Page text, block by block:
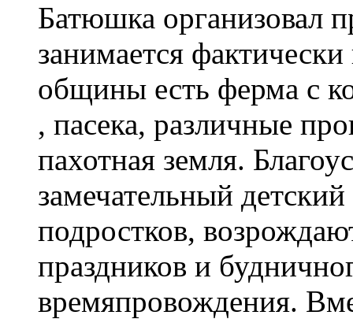
Батюшка организовал
занимается
общины есть ферма с
, пасека, различные
пахотная земля.
замечательный
подростков,
праздников и
времяпровождения.